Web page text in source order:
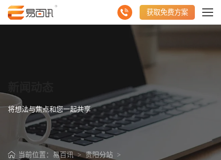
获取免费方案
将想法与焦点和您一起共享
当前位置： 易百讯>贵阳分站>